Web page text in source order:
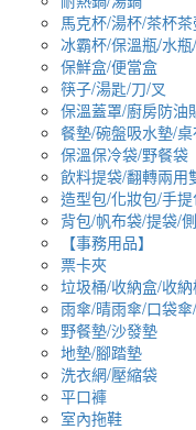
馬克杯/湯杯/茶杯茶
冰霸杯/保溫瓶/水
保鮮盒/便當盒
筷子/湯匙/刀/叉
保溫蓋罩/廚房防油
餐墊/碗盤吸水墊/
保溫保冷袋/野餐袋
飲料提袋/翻轉兩用
造型包/化妝包/手提
背包/帆布袋/提袋/
【事務用品】
票卡夾
垃圾桶/收納盒/收納
雨傘/晴雨傘/口袋
野餐墊/沙發墊
地墊/腳踏墊
洗衣網/壓縮袋
平口褲
室內拖鞋